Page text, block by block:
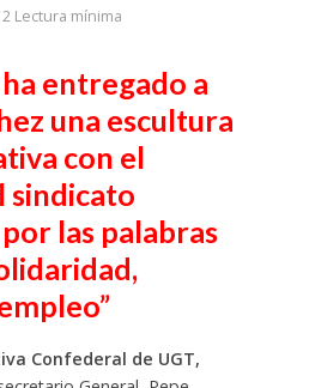
2 Lectura mínima
entregado a
una escultura
con el
sindicato
las palabras
Confederal de UGT,